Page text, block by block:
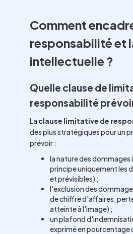
Comment
responsabilité et
intellectuelle ?
Quelle clause de
responsabilité
La clause limitative de
des plus stratégiques pour un
prévoir :
la nature des dommages
principe uniquement les
et prévisibles) ;
l'exclusion des
de chiffre d'affaires,
atteinte à l'image) ;
un plafond
exprimé en